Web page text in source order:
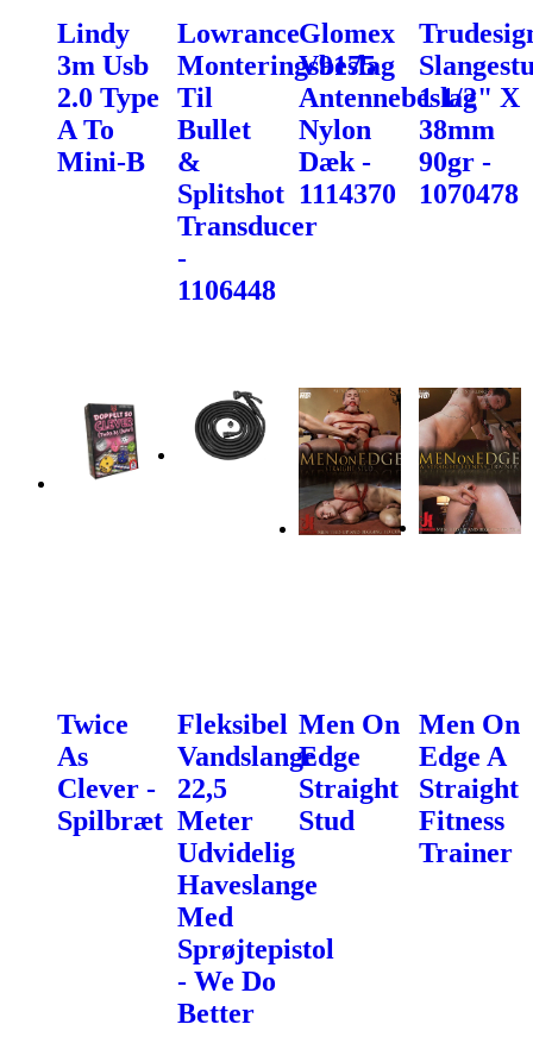
Lindy
3m Usb
2.0 Type
A To
Mini-B
Lowrance
Monteringsbeslag
Til
Bullet
&
Splitshot
Transducer
-
1106448
Glomex
V9175
Antennebeslag
Nylon
Dæk -
1114370
1 1/2" X
38mm
90gr -
1070478
Twice
As
Clever -
Spilbræt
Fleksibel
Vandslange
22,5
Meter
Udvidelig
Haveslange
Med
Sprøjtepistol
- We Do
Better
Men On
Edge
Straight
Stud
Men On
Edge A
Straight
Fitness
Trainer